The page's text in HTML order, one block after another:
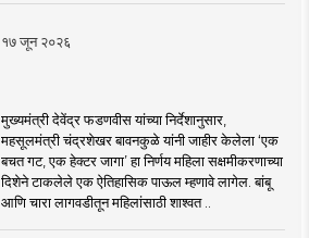
१७ जून २०२६
मुख्यमंत्री देवेंद्र फडणवीस यांच्या निर्देशानुसार,
महसूलमंत्री चंद्रशेखर बावनकुळे यांनी जाहीर केलेला ‘एक
बचत गट, एक हेक्टर जागा’ हा निर्णय महिला सक्षमीकरणाच्या
दिशेने टाकलेले एक ऐतिहासिक पाऊल म्हणावे लागेल. बांबू
आणि चारा लागवडीतून महिलांसाठी शाश्वत ..